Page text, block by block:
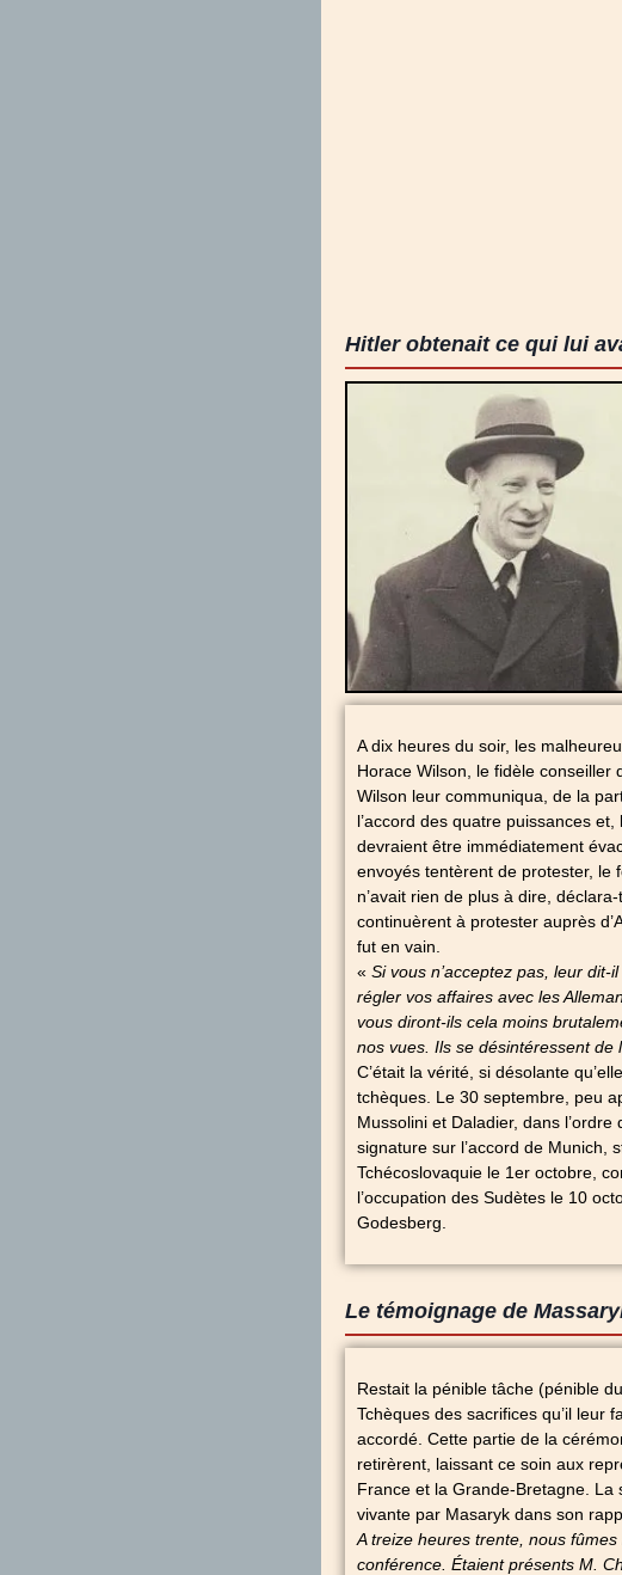
Hitler obtenait ce qui lui
A dix heures du soir, les
Horace Wilson, le fidèle conseiller
Wilson leur communiqua, de la
l’accord des quatre puissances
devraient être immédiatement
envoyés tentèrent de protester, le
n’avait rien de plus à dire,
continuèrent à protester auprès
fut en vain.
« Si vous n’acceptez pas, leur
régler vos affaires avec les
vous diront-ils cela moins
nos vues. Ils se désintéressent de
C’était la vérité, si désolante
tchèques. Le 30 septembre, peu
Mussolini et Daladier, dans
signature sur l’accord de Munich,
Tchécoslovaquie le 1er octobre,
l’occupation des Sudètes le 10
Godesberg.
Le témoignage de
Restait la pénible tâche (pénible
Tchèques des sacrifices qu’il leur
accordé. Cette partie de la
retirèrent, laissant ce soin aux
France et la Grande-Bretagne.
vivante par Masaryk dans son
A treize heures trente, nous
conférence. Étaient présents M.